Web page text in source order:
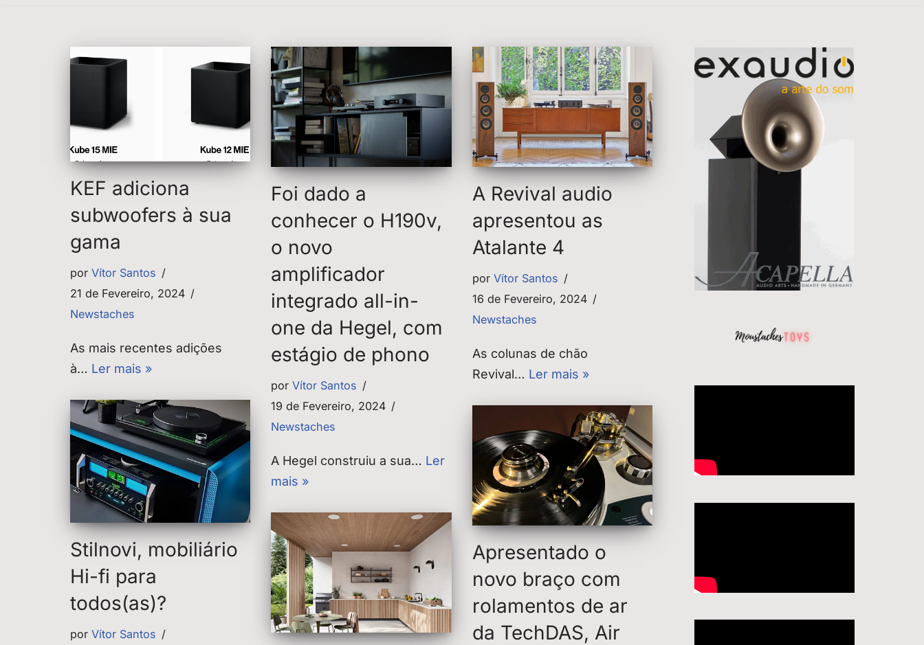
KEF adiciona
subwoofers à sua
gama
por Vítor Santos
21 de Fevereiro, 2024
Newstaches
As mais recentes adições
à… Ler mais »
Foi dado a
conhecer o H190v,
o novo
amplificador
integrado all-in-
one da Hegel, com
estágio de phono
porVítor Santos
19 de Fevereiro, 2024
Newstaches
A Hegel construiu a sua… Ler
mais »
A Revival audio
apresentou as
Atalante 4
por Vítor Santos
16 de Fevereiro, 2024
Newstaches
As colunas de chão
Revival… Ler mais »
Stilnovi, mobiliário
Hi-fi para
todos(as)?
por Vítor Santos
Apresentado o
novo braço com
rolamentos de ar
da TechDAS, Air